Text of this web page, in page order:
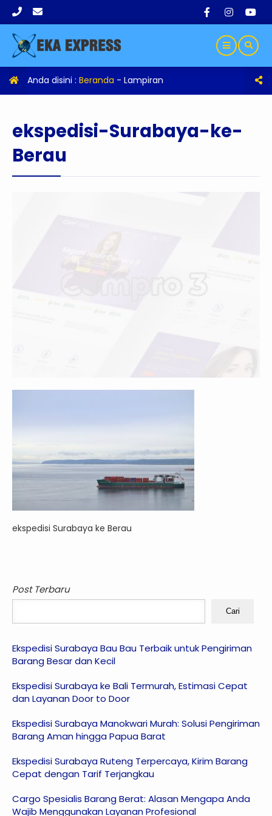
Anda disini : Beranda - Lampiran
ekspedisi-Surabaya-ke-
Berau
ekspedisi Surabaya ke Berau
Post Terbaru
Cari
Ekspedisi Surabaya Bau Bau Terbaik untuk Pengiriman
Barang Besar dan Kecil
Ekspedisi Surabaya ke Bali Termurah, Estimasi Cepat
dan Layanan Door to Door
Ekspedisi Surabaya Manokwari Murah: Solusi Pengiriman
Barang Aman hingga Papua Barat
Ekspedisi Surabaya Ruteng Terpercaya, Kirim Barang
Cepat dengan Tarif Terjangkau
Cargo Spesialis Barang Berat: Alasan Mengapa Anda
Wajib Menggunakan Layanan Profesional